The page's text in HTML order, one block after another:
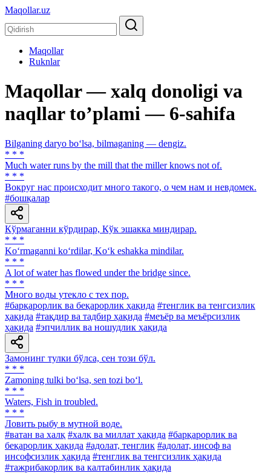
Maqollar.uz
Maqollar
Ruknlar
Maqollar — xalq donoligi va
naqllar toʼplami — 6-sahifa
Bilganing daryo bo‘lsa, bilmaganing — dengiz.
* * *
Much water runs by the mill that the miller knows not of.
* * *
Вокруг нас происходит много такого, о чем нам и невдомек.
#бошқалар
Кўрмаганни кўрдирар, Кўк эшакка миндирар.
* * *
Ko‘rmaganni ko‘rdilar, Ko‘k eshakka mindilar.
* * *
A lot of water has flowed under the bridge since.
* * *
Много воды утекло с тех пор.
#барқарорлик ва беқарорлик ҳақида #тенглик ва тенгсизлик
ҳақида #тақдир ва тадбир ҳақида #меъёр ва меъёрсизлик
ҳақида #эпчиллик ва ношудлик ҳақида
Замонинг тулки бўлса, сен този бўл.
* * *
Zamoning tulki bo‘lsa, sen tozi bo‘l.
* * *
Waters, Fish in troubled.
* * *
Ловить рыбу в мутной воде.
#ватан ва халқ #халқ ва миллат ҳақида #барқарорлик ва
беқарорлик ҳақида #адолат, тенглик #адолат, инсоф ва
инсофсизлик ҳақида #тенглик ва тенгсизлик ҳақида
#тажрибакорлик ва калтабинлик ҳақида